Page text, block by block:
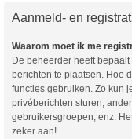
Aanmeld- en
Waarom moet ik me
De beheerder heeft
berichten te plaatsen. Hoe
functies gebruiken. Zo kun
privéberichten sturen,
gebruikersgroepen, enz.
zeker aan!